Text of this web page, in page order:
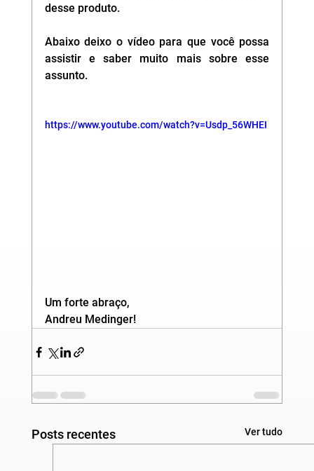
desse produto.
Abaixo deixo o vídeo para que você possa
assistir e saber muito mais sobre esse
assunto.
https://www.youtube.com/watch?v=Usdp_56WHEI
Um forte abraço,
Andreu Medinger!
Posts recentes Ver tudo